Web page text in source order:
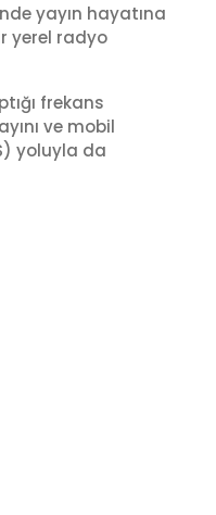
yayın hayatına
yerel radyo
frekans
ve mobil
yoluyla da